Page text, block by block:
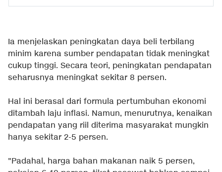
Ia menjelaskan peningkatan daya beli terbilang
minim karena sumber pendapatan tidak meningkat
cukup tinggi. Secara teori, peningkatan pendapatan
seharusnya meningkat sekitar 8 persen.
Hal ini berasal dari formula pertumbuhan ekonomi
ditambah laju inflasi. Namun, menurutnya, kenaikan
pendapatan yang riil diterima masyarakat mungkin
hanya sekitar 2-5 persen.
"Padahal, harga bahan makanan naik 5 persen,